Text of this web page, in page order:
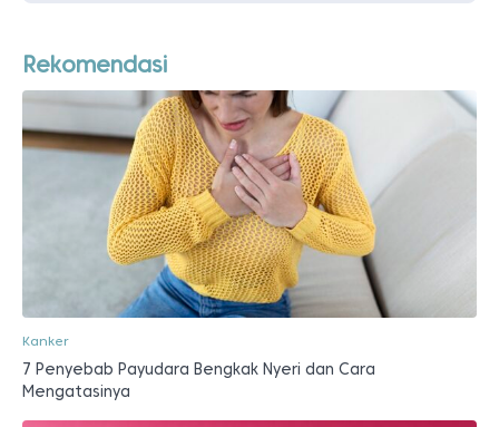
Rekomendasi
Kanker
7 Penyebab Payudara Bengkak Nyeri dan Cara
Mengatasinya